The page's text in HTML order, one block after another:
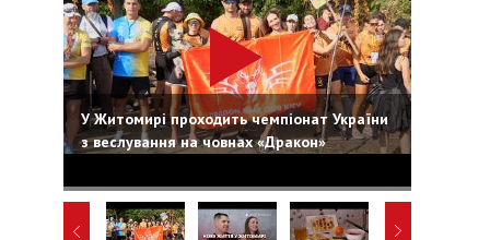
У Житомирі проходить чемпіонат України
з веслування на човнах «Дракон»